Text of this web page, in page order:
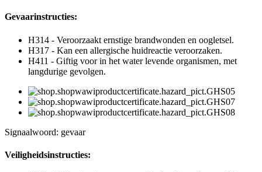
Gevaarinstructies:
H314 - Veroorzaakt ernstige brandwonden en oogletsel.
H317 - Kan een allergische huidreactie veroorzaken.
H411 - Giftig voor in het water levende organismen, met
langdurige gevolgen.
Signaalwoord: gevaar
Veiligheidsinstructies: